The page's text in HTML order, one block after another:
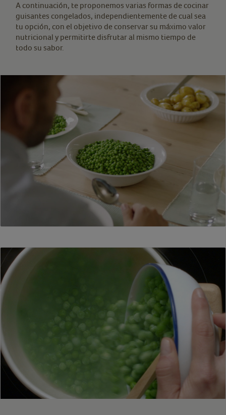
A continuación, te proponemos varias formas de cocinar
guisantes congelados, independientemente de cual sea
tu opción, con el objetivo de conservar su máximo valor
nutricional y permitirte disfrutar al mismo tiempo de
todo su sabor.